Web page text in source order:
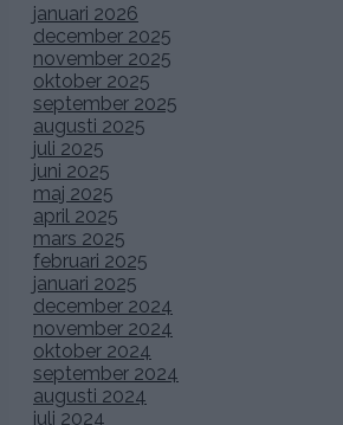
januari 2026
december 2025
november 2025
oktober 2025
september 2025
augusti 2025
juli 2025
juni 2025
maj 2025
april 2025
mars 2025
februari 2025
januari 2025
december 2024
november 2024
oktober 2024
september 2024
augusti 2024
juli 2024